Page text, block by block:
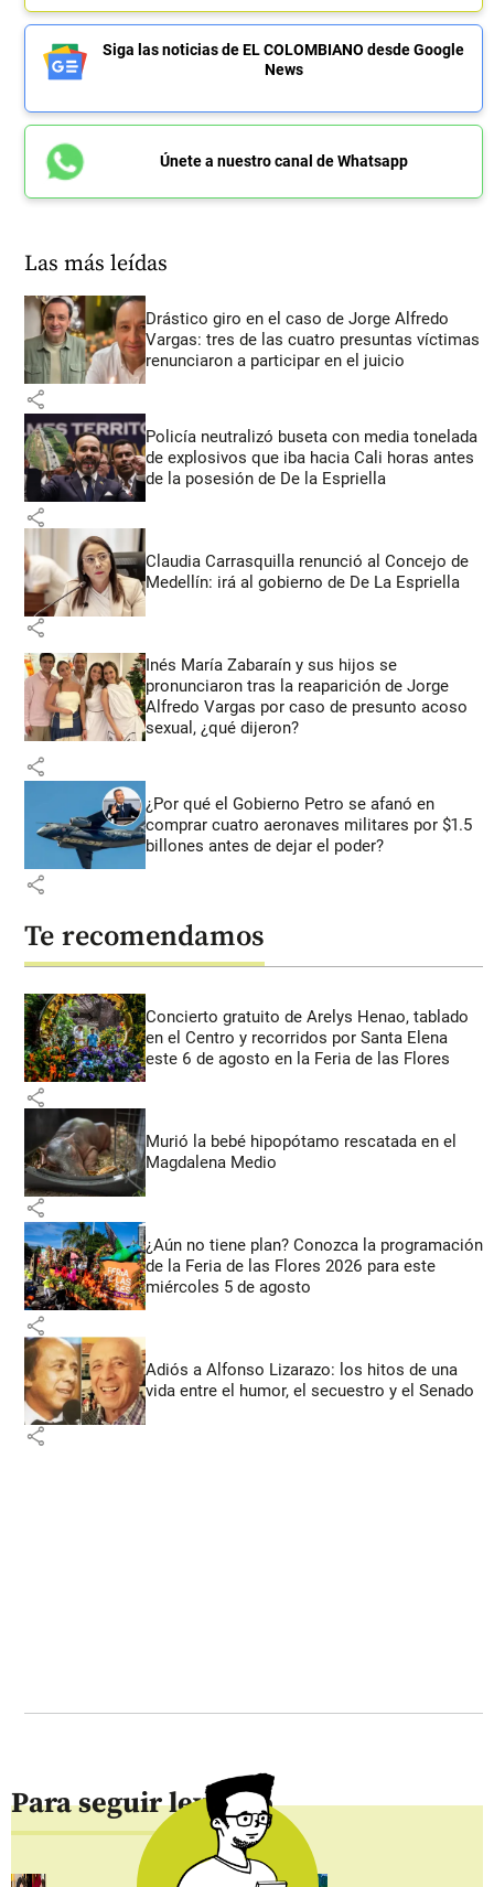
Siga las noticias de EL COLOMBIANO desde Google
News
Únete a nuestro canal de Whatsapp
Las más leídas
Drástico giro en el caso de Jorge Alfredo
Vargas: tres de las cuatro presuntas víctimas
renunciaron a participar en el juicio
share
Policía neutralizó buseta con media tonelada
de explosivos que iba hacia Cali horas antes
de la posesión de De la Espriella
share
Claudia Carrasquilla renunció al Concejo de
Medellín: irá al gobierno de De La Espriella
share
Inés María Zabaraín y sus hijos se
pronunciaron tras la reaparición de Jorge
Alfredo Vargas por caso de presunto acoso
sexual, ¿qué dijeron?
share
¿Por qué el Gobierno Petro se afanó en
comprar cuatro aeronaves militares por $1.5
billones antes de dejar el poder?
share
Te recomendamos
Concierto gratuito de Arelys Henao, tablado
en el Centro y recorridos por Santa Elena
este 6 de agosto en la Feria de las Flores
share
Murió la bebé hipopótamo rescatada en el
Magdalena Medio
share
¿Aún no tiene plan? Conozca la programación
de la Feria de las Flores 2026 para este
miércoles 5 de agosto
share
Adiós a Alfonso Lizarazo: los hitos de una
vida entre el humor, el secuestro y el Senado
share
Para seguir leyendo